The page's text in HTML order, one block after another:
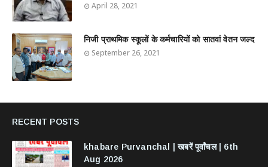
April 28, 2021
निजी प्राथमिक स्कूलों के कर्मचारियों को सातवां वेतन जल्द
September 26, 2021
RECENT POSTS
khabare Purvanchal | खबरें पूर्वांचल | 6th
Aug 2026